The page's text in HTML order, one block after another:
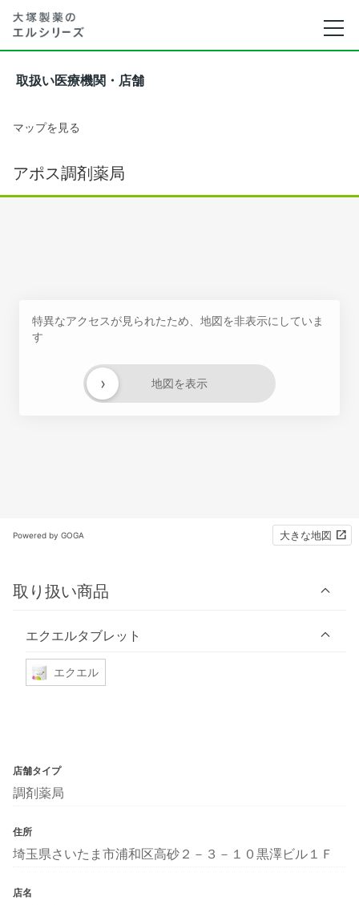
取扱い医療機関・店舗
マップを見る
アポス調剤薬局
特異なアクセスが見られたため、地図を非表示にしていま
す
地図を表示
›
Powered by GOGA 大きな地図
取り扱い商品
エクエルタブレット
エクエル
店舗タイプ
調剤薬局
住所
埼玉県さいたま市浦和区高砂２－３－１０黒澤ビル１Ｆ
店名